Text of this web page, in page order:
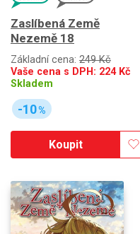
Zaslíbená Země
Nezemě 18
Základní cena: 249 Kč
Vaše cena s DPH: 224Kč
Skladem
-10%
Koupit